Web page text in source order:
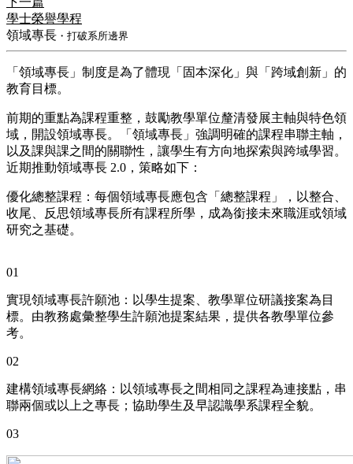
學士榮譽學程
領域專長 ・打破系所邊界
「領域專長」制度是為了體現「固本深化」與「跨域創新」的
教育目標。
前期的重點為課程重整，鼓勵教學單位釐清發展主軸與特色領
域，開設領域專長。「領域專長」強調明確的課程串聯主軸，
以及課與課之間的關聯性，讓學生有方向地探索與跨域學習。
近期推動領域專長 2.0，策略如下：
優化總整課程：每個領域專長應包含「總整課程」，以整合、
收尾、反思領域專長所有課程所學，成為銜接未來職涯或領域
研究之基礎。
01
實現領域專長許願池：以學生提案、教學單位研議接案為目
標。由教務處彙整學生許願池提案結果，提供各教學單位參
考。
02
建構領域專長網絡：以領域專長之間相同之課程為連接點，串
聯兩個或以上之專長；協助學生及早認識學系課程全貌。
03